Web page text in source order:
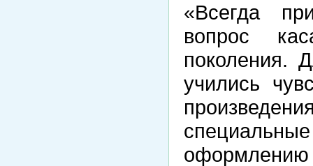
«Всегда
вопрос
поколения.
учились